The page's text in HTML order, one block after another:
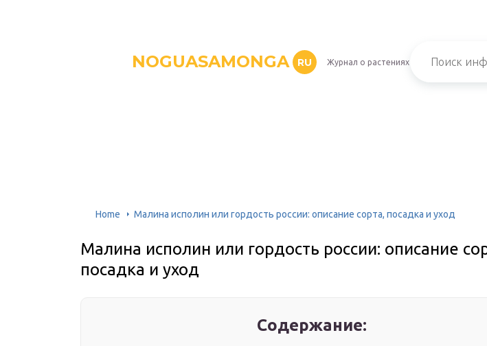
NOGUASAMONGA RU Журнал о растениях
Home Малина исполин или гордость россии: описание сорта, посадка и уход
Малина исполин или гордость россии: описание
посадка и уход
Содержание: